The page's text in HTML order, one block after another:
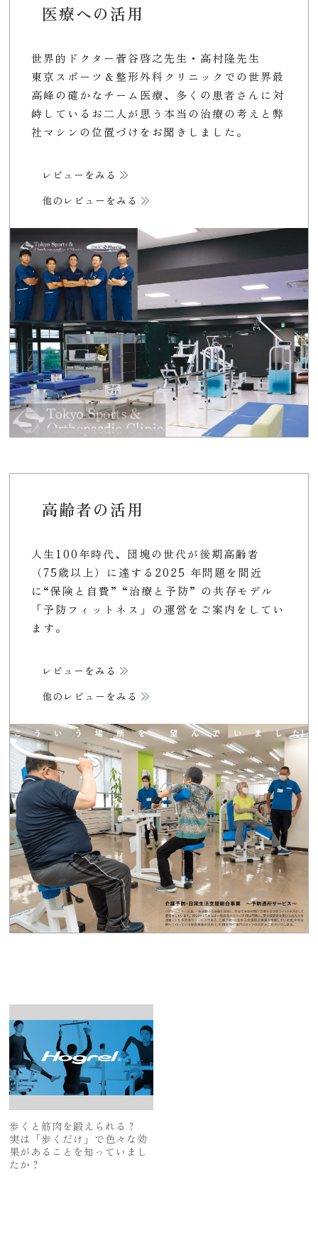
医療への活用
世界的ドクター菅谷啓之先生・高村隆先生
東京スポーツ＆整形外科クリニックでの世界最
高峰の確かなチーム医療、多くの患者さんに対
峙しているお二人が思う本当の治療の考えと弊
社マシンの位置づけをお聞きしました。
レビューをみる
他のレビューをみる
高齢者の活用
人生100年時代、団塊の世代が後期高齢者
（75歳以上）に達する2025 年問題を間近
に“保険と自費” “治療と予防” の共存モデル
「予防フィットネス」の運営をご案内をしてい
ます。
レビューをみる
他のレビューをみる
歩くと筋肉を鍛えられる？
実は「歩くだけ」で色々な効
果があることを知っていまし
たか？